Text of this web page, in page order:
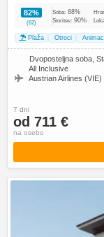
82%
(62)
Soba: 88%
Storitev: 90%
Plaža Otroci
Dvoposteljna soba,
All Inclusive
Austrian Airlines (VIE)
7 dni
od 711 €
na osebo